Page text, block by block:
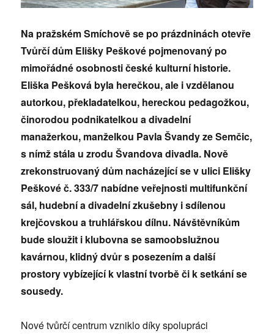
Na pražském Smíchově se po prázdninách otevře
Tvůrčí dům Elišky Peškové pojmenovaný po
mimořádné osobnosti české kulturní historie.
Eliška Pešková byla herečkou, ale i vzdělanou
autorkou, překladatelkou, hereckou pedagožkou,
činorodou podnikatelkou a divadelní
manažerkou, manželkou Pavla Švandy ze Semčic,
s nímž stála u zrodu Švandova divadla. Nově
zrekonstruovaný dům nacházející se v ulici Elišky
Peškové č. 333/7 nabídne veřejnosti multifunkční
sál, hudební a divadelní zkušebny i sdílenou
krejčovskou a truhlářskou dílnu. Návštěvníkům
bude sloužit i klubovna se samoobslužnou
kavárnou, klidný dvůr s posezením a další
prostory vybízející k vlastní tvorbě či k setkání se
sousedy.
Nové tvůrčí centrum vzniklo díky spolupráci